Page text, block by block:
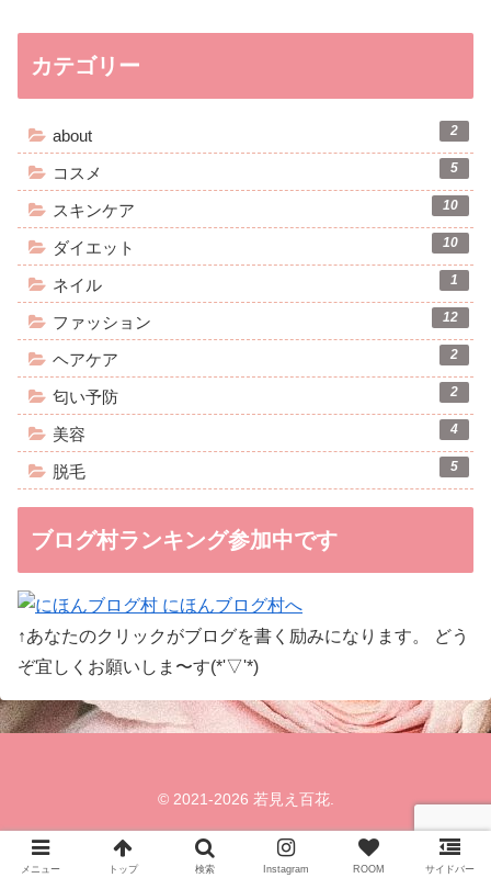
カテゴリー
about 2
コスメ 5
スキンケア 10
ダイエット 10
ネイル 1
ファッション 12
ヘアケア 2
匂い予防 2
美容 4
脱毛 5
ブログ村ランキング参加中です
↑あなたのクリックがブログを書く励みになります。 どう
ぞ宜しくお願いしま〜す(*'▽'*)
© 2021-2026 若見え百花.
メニュー トップ 検索 Instagram ROOM サイドバー